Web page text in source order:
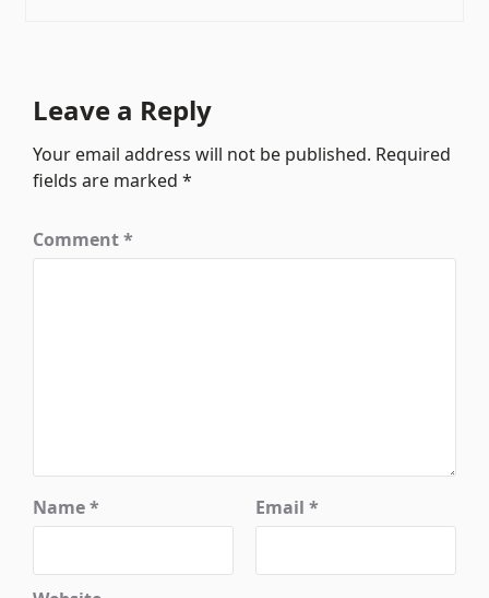
Leave a Reply
Your email address will not be published. Required
fields are marked*
Comment*
Name* Email *